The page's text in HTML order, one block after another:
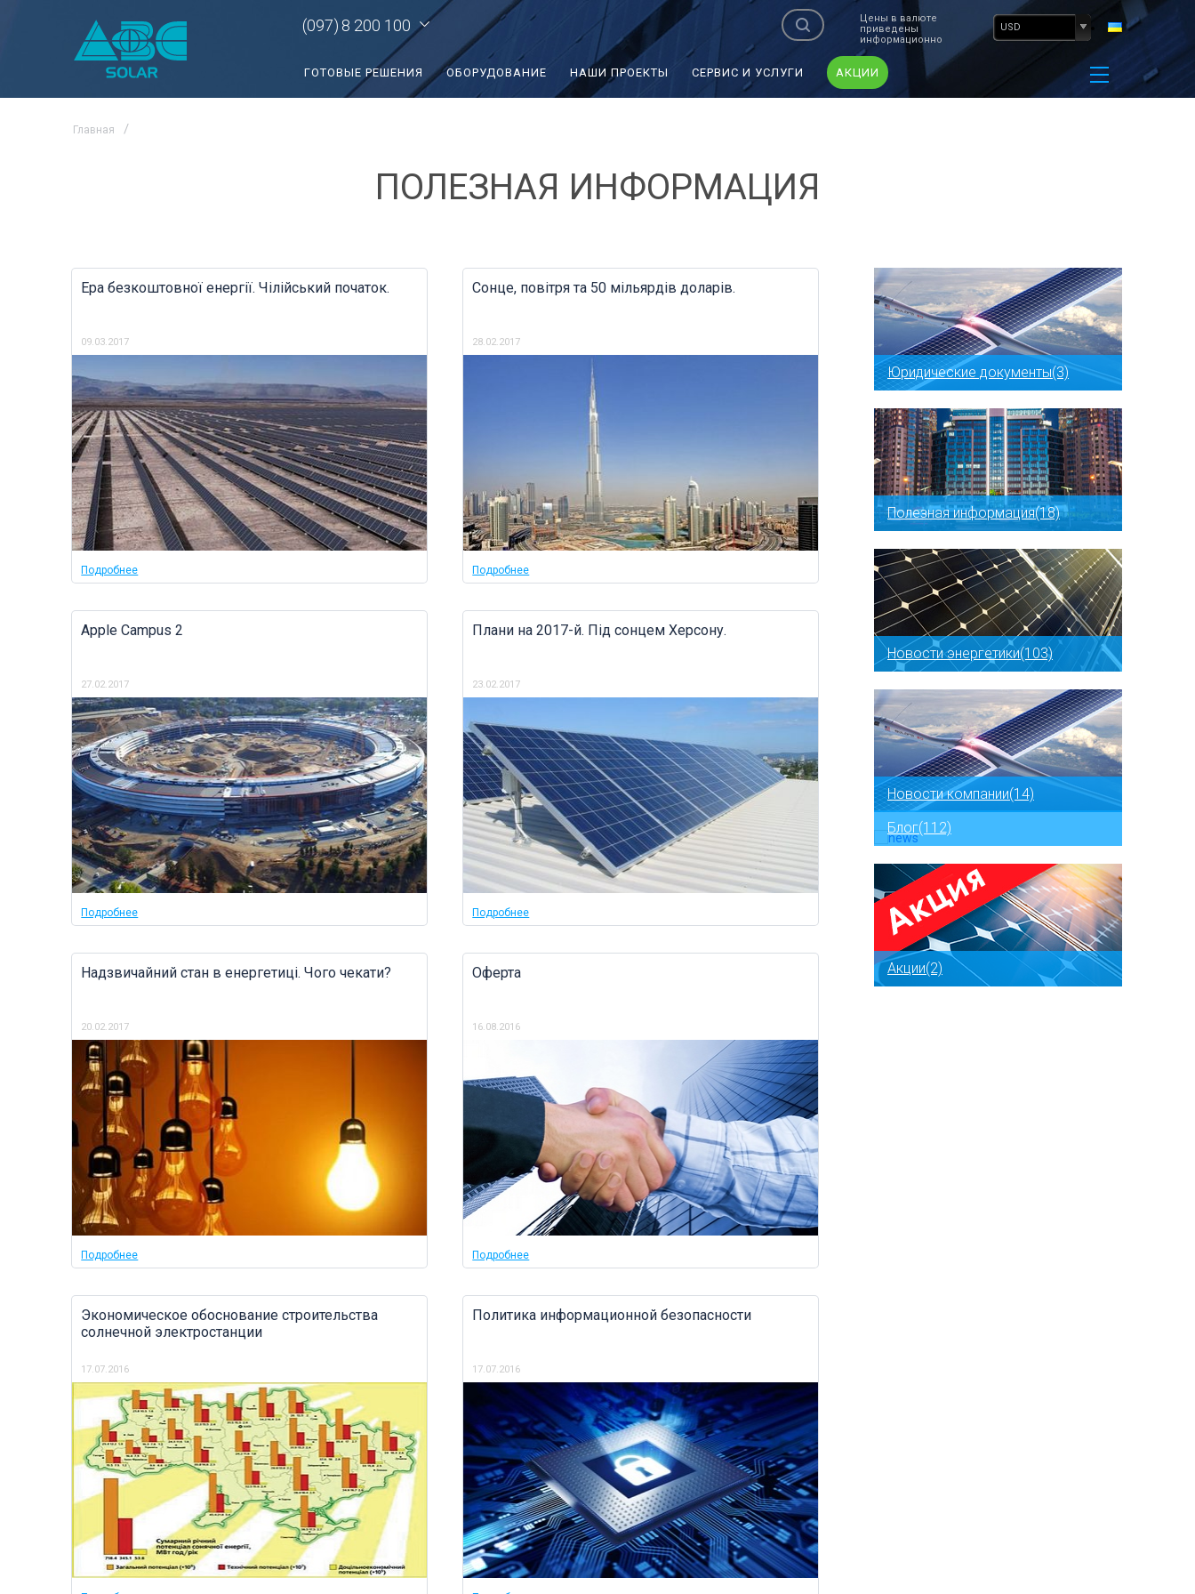
(097) 8 200 100
Цены в валюте
приведены
информационно
USD
ГОТОВЫЕ РЕШЕНИЯ ОБОРУДОВАНИЕ НАШИ ПРОЕКТЫ СЕРВИС И УСЛУГИ АКЦИИ
Главная
ПОЛЕЗНАЯ ИНФОРМАЦИЯ
Ера безкоштовної енергії. Чілійський початок.
09.03.2017
Подробнее
Сонце, повітря та 50 мільярдів доларів.
28.02.2017
Подробнее
Apple Campus 2
27.02.2017
Подробнее
Плани на 2017-й. Під сонцем Херсону.
23.02.2017
Подробнее
Надзвичайний стан в енергетиці. Чого чекати?
20.02.2017
Подробнее
Оферта
16.08.2016
Подробнее
Экономическое обоснование строительства
солнечной электростанции
17.07.2016
Политика информационной безопасности
17.07.2016
Юридические документы(3)
Полезная информация(18)
Новости энергетики(103)
Новости компании(14)
Блог(112)
Акции(2)